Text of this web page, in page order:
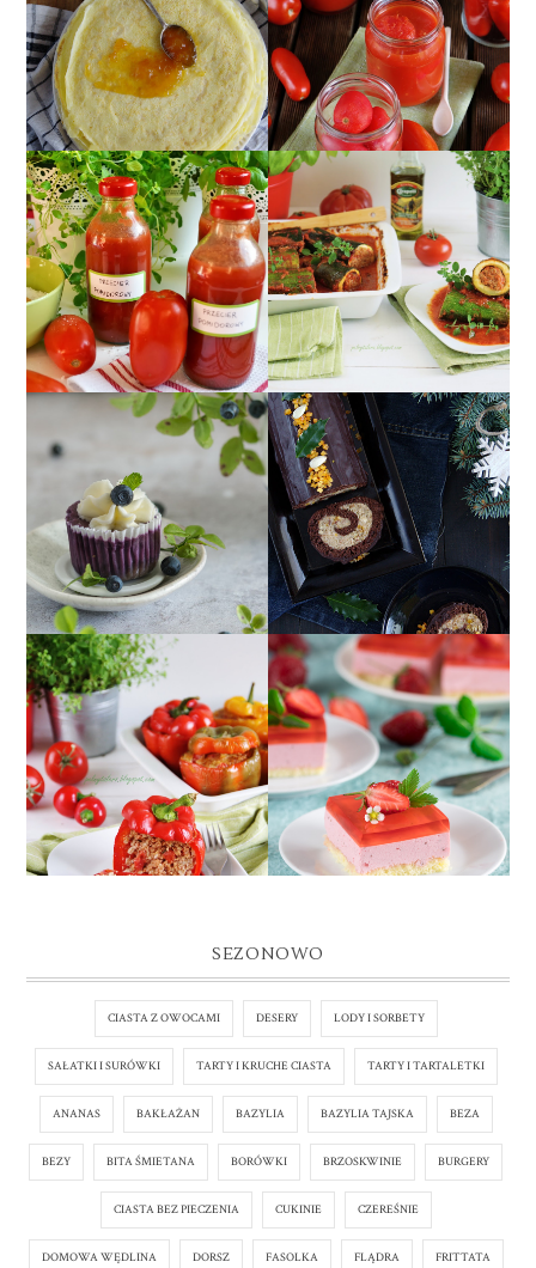
NALEŚNIKI IDEALNE -
PRZEPIS PODSTAWOWY
POMIDORY W SŁOIKU
W SOSIE
POMIDOROWYM ;)
PRZECIER
POMIDOROWY Z
ZIOŁAMI
CUKINIA
FASZEROWANA
MIĘSEM Z SOSEM
POMIDOROWYM
MINISERNICZKI
JAGODOWE Z NISKIM
INDEKSEM
GLIKEMICZNYM
ROLADA KAKAOWA Z
BIAŁYM MAKIEM,
CZYLI MAKOWIEC W
NEGATYWIE ;)
PAPRYKA
FASZEROWANA
MIĘSEM I PĘCZAKIEM
Z POMIDORAMI
PIANKA
TRUSKAWKOWA NA
BISZKOPCIE
SEZONOWO
CIASTA Z OWOCAMI DESERY LODY I SORBETY
SAŁATKI I SURÓWKI TARTY I KRUCHE CIASTA TARTY I TARTALETKI
ANANAS BAKŁAŻAN BAZYLIA BAZYLIA TAJSKA BEZA
BEZY BITA ŚMIETANA BORÓWKI BRZOSKWINIE BURGERY
CIASTA BEZ PIECZENIA CUKINIE CZEREŚNIE
DOMOWA WĘDLINA DORSZ FASOLKA FLĄDRA FRITTATA